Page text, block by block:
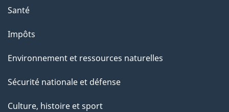
Santé
Impôts
Environnement et ressources naturelles
Sécurité nationale et défense
Culture, histoire et sport